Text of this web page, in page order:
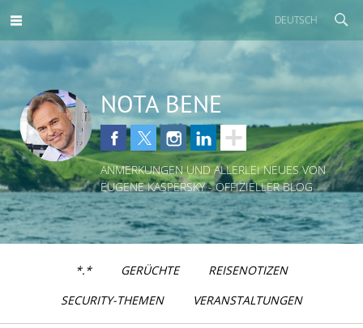
DEUTSCH
NOTA BENE
ANMERKUNGEN UND ALLERLEI NEUES VON
EUGENE KASPERSKY - OFFIZIELLER BLOG
*.* GERÜCHTE
REISENOTIZEN
SECURITY-THEMEN
VERANSTALTUNGEN